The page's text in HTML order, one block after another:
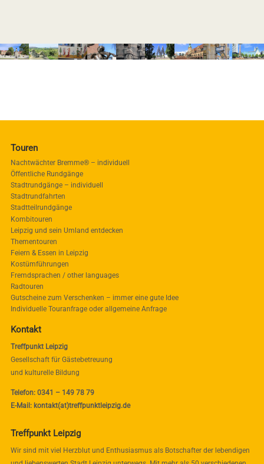
Touren
Nachtwächter Bremme® – individuell
Öffentliche Rundgänge
Stadtrundgänge – individuell
Stadtrundfahrten
Stadtteilrundgänge
Kombitouren
Leipzig und sein Umland entdecken
Thementouren
Feiern & Essen in Leipzig
Kostümführungen
Fremdsprachen / other languages
Radtouren
Gutscheine zum Verschenken – immer eine gute Idee
Individuelle Touranfrage oder allgemeine Anfrage
Kontakt
Treffpunkt Leipzig
Gesellschaft für Gästebetreuung
und kulturelle Bildung
Telefon: 0341 – 149 78 79
E-Mail: kontakt(at)treffpunktleipzig.de
Treffpunkt Leipzig
Wir sind mit viel Herzblut und Enthusiasmus als Botschafter der lebendigen